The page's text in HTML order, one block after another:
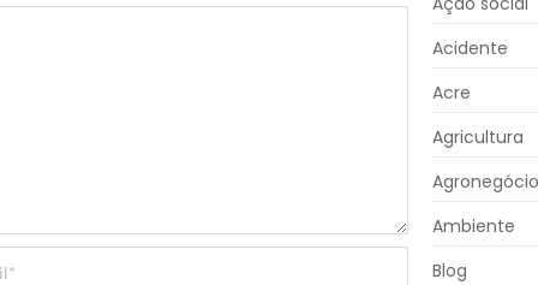
Acidente
Acre
Agricultura
Agronegócio
Ambiente
Blog